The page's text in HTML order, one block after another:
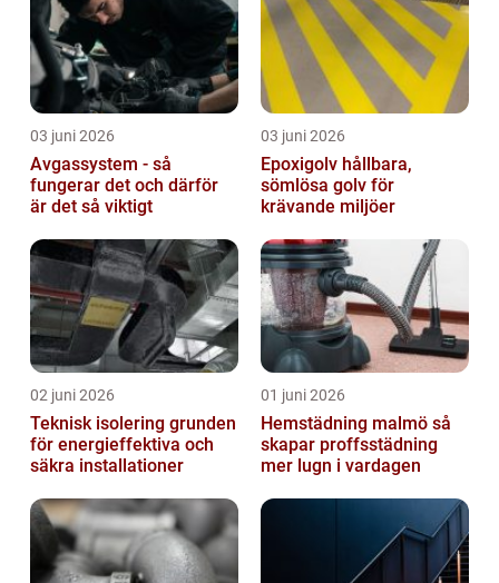
03 juni 2026
Avgassystem - så
fungerar det och därför
är det så viktigt
03 juni 2026
Epoxigolv hållbara,
sömlösa golv för
krävande miljöer
02 juni 2026
Teknisk isolering grunden
för energieffektiva och
säkra installationer
01 juni 2026
Hemstädning malmö så
skapar proffsstädning
mer lugn i vardagen